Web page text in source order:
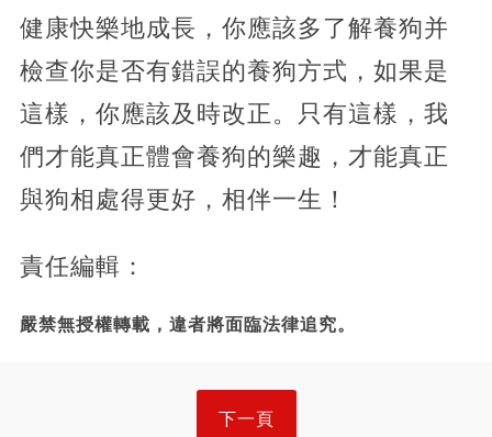
健康快樂地成長，你應該多了解養狗并
檢查你是否有錯誤的養狗方式，如果是
這樣，你應該及時改正。只有這樣，我
們才能真正體會養狗的樂趣，才能真正
與狗相處得更好，相伴一生！
責任編輯：
嚴禁無授權轉載，違者將面臨法律追究。
下一頁